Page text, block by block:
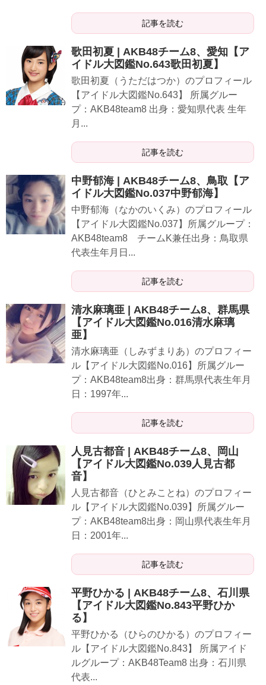
記事を読む
歌田初夏 | AKB48チーム8、愛知【ア
イドル大図鑑No.643歌田初夏】
歌田初夏（うただはつか）のプロフィール
【アイドル大図鑑No.643】 所属グルー
プ：AKB48team8 出身：愛知県代表 生年
月...
記事を読む
中野郁海 | AKB48チーム8、鳥取【ア
イドル大図鑑No.037中野郁海】
中野郁海（なかのいくみ）のプロフィール
【アイドル大図鑑No.037】所属グループ：
AKB48team8 チームK兼任出身：鳥取県
代表生年月日...
記事を読む
清水麻璃亜 | AKB48チーム8、群馬県
【アイドル大図鑑No.016清水麻璃
亜】
清水麻璃亜（しみずまりあ）のプロフィー
ル【アイドル大図鑑No.016】所属グルー
プ：AKB48team8出身：群馬県代表生年月
日：1997年...
記事を読む
人見古都音 | AKB48チーム8、岡山
【アイドル大図鑑No.039人見古都
音】
人見古都音（ひとみことね）のプロフィー
ル【アイドル大図鑑No.039】所属グルー
プ：AKB48team8出身：岡山県代表生年月
日：2001年...
記事を読む
平野ひかる | AKB48チーム8、石川県
【アイドル大図鑑No.843平野ひか
る】
平野ひかる（ひらのひかる）のプロフィー
ル【アイドル大図鑑No.843】 所属アイド
ルグループ：AKB48Team8 出身：石川県
代表...